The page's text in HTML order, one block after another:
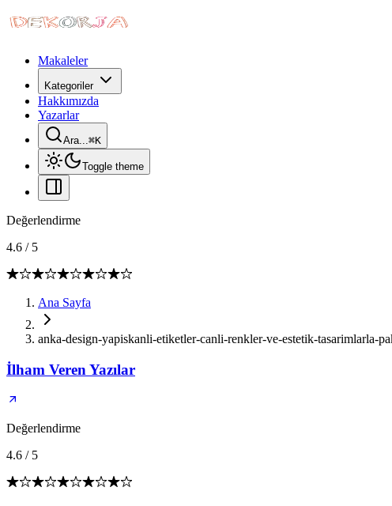
Makaleler
Kategoriler
Hakkımızda
Yazarlar
Ara...⌘K
Toggle theme
Değerlendirme
4.6 / 5
Ana Sayfa
anka-design-yapiskanli-etiketler-canli-renkler-ve-estetik-tasarimlarla-
İlham Veren Yazılar
Değerlendirme
4.6 / 5